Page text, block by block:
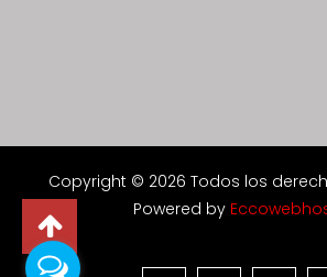
Copyright © 2026 Todos los
Powered by